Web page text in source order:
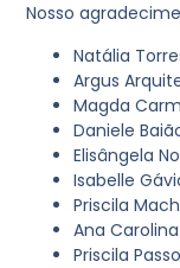
Nosso
Natália
Argus
Magda
Daniele
Elisângela
Isabelle
Priscila
Ana
Priscila